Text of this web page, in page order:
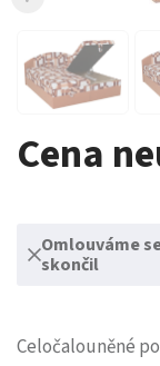
Cena
Omlouváme
skončil
Celočalouněné